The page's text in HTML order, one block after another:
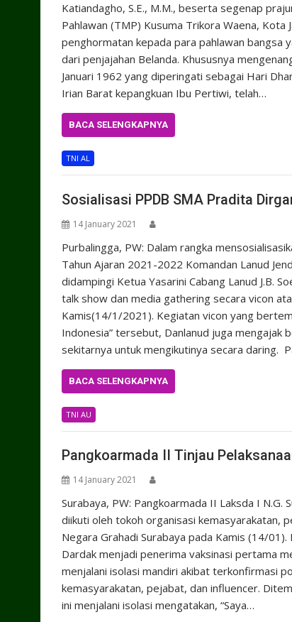
Katiandagho, S.E., M.M., beserta segenap
Pahlawan (TMP) Kusuma Trikora Waena, Kota
penghormatan kepada para pahlawan bangsa
dari penjajahan Belanda. Khususnya
Januari 1962 yang diperingati sebagai Hari
Irian Barat kepangkuan Ibu Pertiwi, telah…
BACA SELENGKAPNYA
TNI AL
Sosialisasi PPDB SMA Pradita
14 January 2021
Purbalingga, PW: Dalam rangka
Tahun Ajaran 2021-2022 Komandan Lanud
didampingi Ketua Yasarini Cabang Lanud J.B.
talk show dan media gathering secara vicon
Kamis(14/1/2021). Kegiatan vicon yang
Indonesia” tersebut, Danlanud juga mengajak
sekitarnya untuk mengikutinya secara daring.
BACA SELENGKAPNYA
TNI AU
Pangkoarmada II Tinjau
14 January 2021
Surabaya, PW: Pangkoarmada II Laksda I
diikuti oleh tokoh organisasi kemasyarakatan,
Negara Grahadi Surabaya pada Kamis (14/01).
Dardak menjadi penerima vaksinasi pertama
menjalani isolasi mandiri akibat terkonfirmasi
kemasyarakatan, pejabat, dan influencer.
ini menjalani isolasi mengatakan, “Saya…